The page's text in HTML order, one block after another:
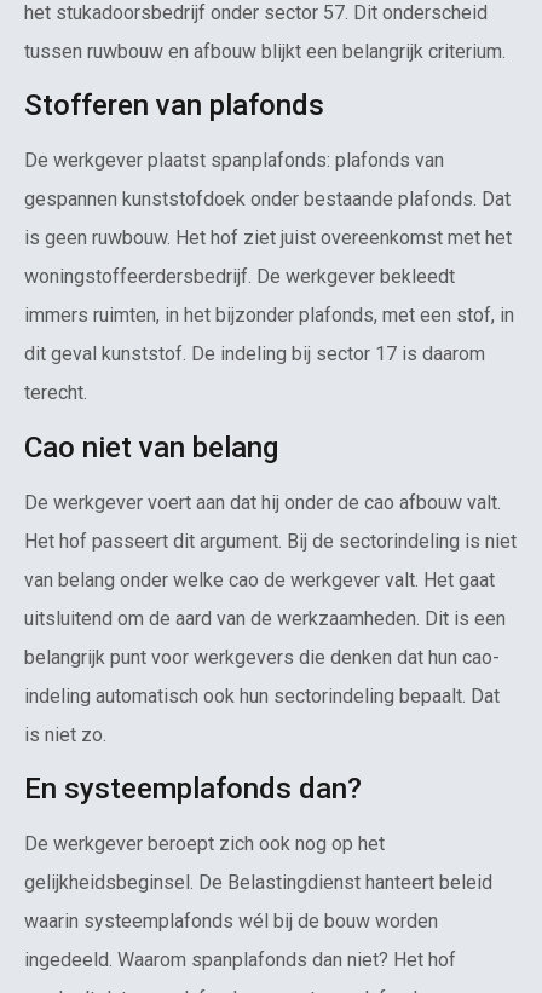
het stukadoorsbedrijf onder sector 57. Dit onderscheid
tussen ruwbouw en afbouw blijkt een belangrijk criterium.
Stofferen van plafonds
De werkgever plaatst spanplafonds: plafonds van
gespannen kunststofdoek onder bestaande plafonds. Dat
is geen ruwbouw. Het hof ziet juist overeenkomst met het
woningstoffeerdersbedrijf. De werkgever bekleedt
immers ruimten, in het bijzonder plafonds, met een stof, in
dit geval kunststof. De indeling bij sector 17 is daarom
terecht.
Cao niet van belang
De werkgever voert aan dat hij onder de cao afbouw valt.
Het hof passeert dit argument. Bij de sectorindeling is niet
van belang onder welke cao de werkgever valt. Het gaat
uitsluitend om de aard van de werkzaamheden. Dit is een
belangrijk punt voor werkgevers die denken dat hun cao-
indeling automatisch ook hun sectorindeling bepaalt. Dat
is niet zo.
En systeemplafonds dan?
De werkgever beroept zich ook nog op het
gelijkheidsbeginsel. De Belastingdienst hanteert beleid
waarin systeemplafonds wél bij de bouw worden
ingedeeld. Waarom spanplafonds dan niet? Het hof